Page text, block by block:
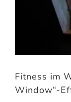
Fitness im
Window“-